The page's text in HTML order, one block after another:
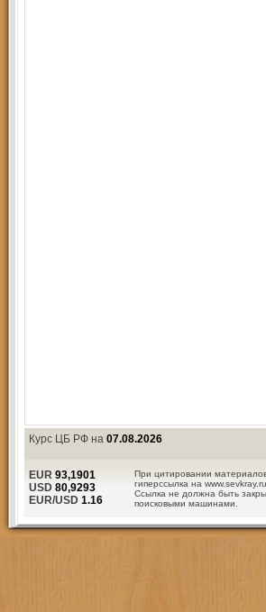
Курс ЦБ РФ на 07.08.2026
При цитировании
гиперссылка на
Ссылка не должна быть
поисковыми машинами.
EUR 93,1901
USD 80,9293
EUR/USD 1.16